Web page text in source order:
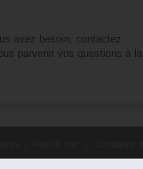
avez besoin, contactez
parvenir vos questions à la